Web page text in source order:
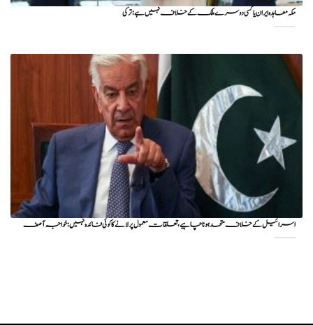
مکہ معاہدہ ایران یا کسی دوسرے ملک کے خلاف نہیں ہے: ترکی
اسرائیل کے خلاف متحد ہونا چاہیے، تعلقات معمول پر لانے کا کوئی فائدہ نہیں: خواجہ آصف